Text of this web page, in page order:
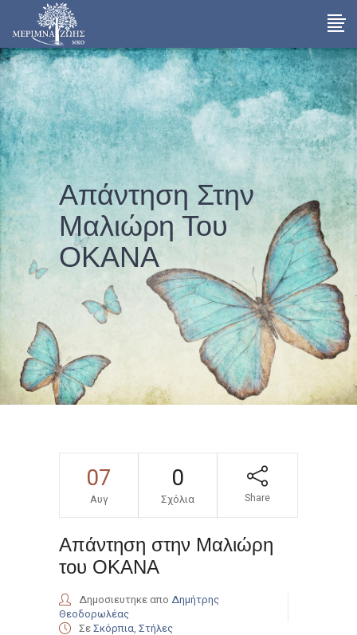
Απάντηση Στην
Μαλιώρη Του
ΟΚΑΝΑ
07
Αυγ
0
Σχόλια Share
Απάντηση στην Μαλιώρη
του ΟΚΑΝΑ
Δημοσιευτηκε απο Δημήτρης
Θεοδορωλέας
Σε Σκόρπια, Στήλες